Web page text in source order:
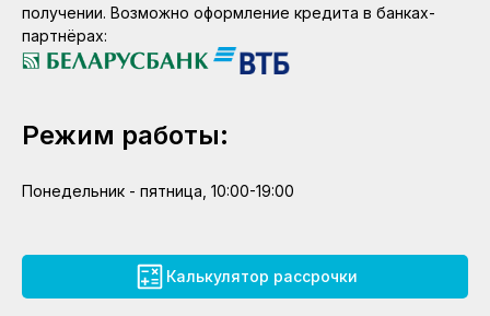
получении. Возможно оформление кредита в банках-
партнёрах:
Режим работы:
Понедельник - пятница, 10:00-19:00
Калькулятор рассрочки